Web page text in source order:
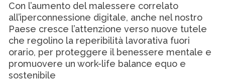
Con l’aumento del malessere correlato
all’iperconnessione digitale, anche nel nostro
Paese cresce l’attenzione verso nuove tutele
che regolino la reperibilità lavorativa fuori
orario, per proteggere il benessere mentale e
promuovere un work-life balance equo e
sostenibile